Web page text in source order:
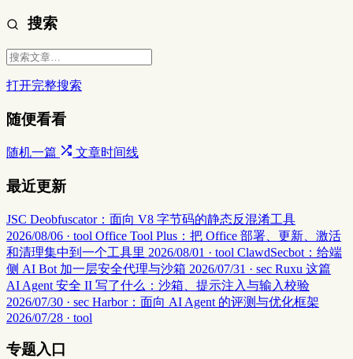
搜索
打开完整搜索
随便看看
随机一篇 文章时间线
最近更新
JSC Deobfuscator：面向 V8 字节码的静态反混淆工具
2026/08/06 · tool Office Tool Plus：把 Office 部署、更新、激活
和清理集中到一个工具里 2026/08/01 · tool ClawdSecbot：给端
侧 AI Bot 加一层安全代理与沙箱 2026/07/31 · sec Ruxu 这篇
AI Agent 安全 II 写了什么：沙箱、提示注入与输入校验
2026/07/30 · sec Harbor：面向 AI Agent 的评测与优化框架
2026/07/28 · tool
专题入口